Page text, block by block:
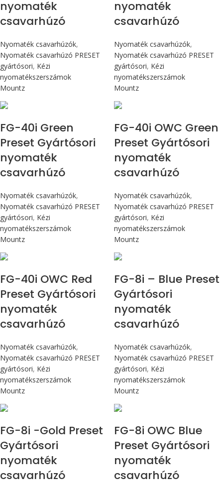
nyomaték
csavarhúzó
Nyomaték csavarhúzók,
Nyomaték csavarhúzó PRESET
gyártósori, Kézi
nyomatékszerszámok
Mountz
nyomaték
csavarhúzó
Nyomaték csavarhúzók,
Nyomaték csavarhúzó PRESET
gyártósori, Kézi
nyomatékszerszámok
Mountz
FG-40i Green
Preset Gyártósori
nyomaték
csavarhúzó
Nyomaték csavarhúzók,
Nyomaték csavarhúzó PRESET
gyártósori, Kézi
nyomatékszerszámok
Mountz
FG-40i OWC Green
Preset Gyártósori
nyomaték
csavarhúzó
Nyomaték csavarhúzók,
Nyomaték csavarhúzó PRESET
gyártósori, Kézi
nyomatékszerszámok
Mountz
FG-40i OWC Red
Preset Gyártósori
nyomaték
csavarhúzó
Nyomaték csavarhúzók,
Nyomaték csavarhúzó PRESET
gyártósori, Kézi
nyomatékszerszámok
Mountz
FG-8i – Blue Preset
Gyártósori
nyomaték
csavarhúzó
Nyomaték csavarhúzók,
Nyomaték csavarhúzó PRESET
gyártósori, Kézi
nyomatékszerszámok
Mountz
FG-8i -Gold Preset
Gyártósori
nyomaték
csavarhúzó
FG-8i OWC Blue
Preset Gyártósori
nyomaték
csavarhúzó